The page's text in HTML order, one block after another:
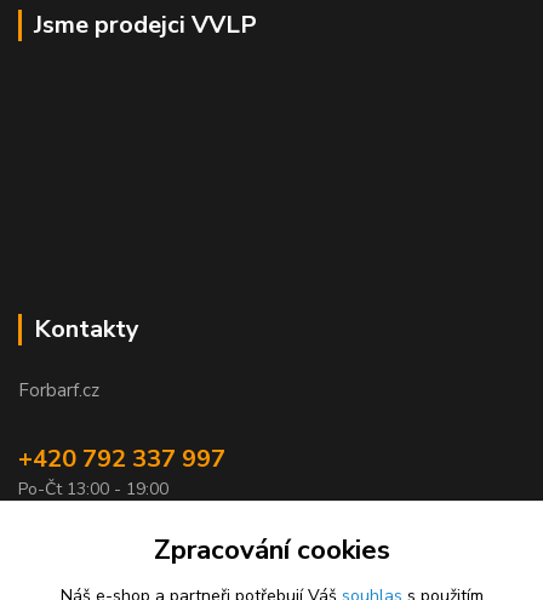
Jsme prodejci VVLP
Kontakty
Forbarf.cz
+420 792 337 997
Po-Čt 13:00 - 19:00
objednavky@forbarf.czZpracování cookies